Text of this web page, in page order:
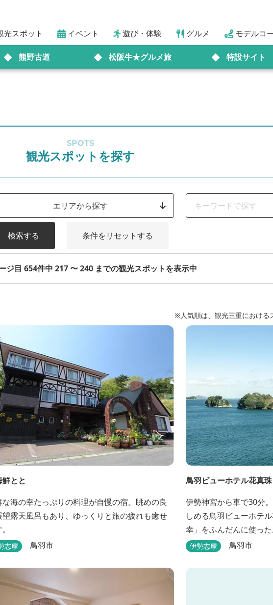
光スポット イベント 遊び・体験 グルメ モデルコ
熊野古道 松阪牛★グルメ旅 特設サイト
SPOTS
観光スポットを探す
エリアから探す
検索する 条件をリセットする
ジ目 654件中 217 〜 240 までの観光スポットを表示中
※人気順は、観光三重における
鮮とと
な海の幸たっぷりの料理が自慢の宿。眺めの良
望露天風呂もあり、ゆっくりと旅の疲れも癒せ
志摩 鳥羽市
鳥羽ビューホテル花真珠
伊勢神宮から車で30分
しめる鳥羽ビューホテ
幸」をふんだんに使っ
きる「美肌の湯」、
年リニューアルした過
伊勢志摩 鳥羽市